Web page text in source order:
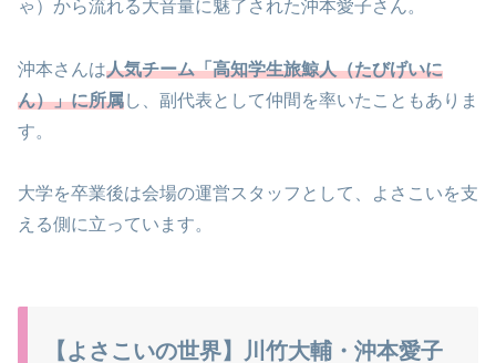
ゃ）から流れる大音量に魅了された沖本愛子さん。
沖本さんは人気チーム「高知学生旅鯨人（たびげいに
ん）」に所属し、副代表として仲間を率いたこともありま
す。
大学を卒業後は会場の運営スタッフとして、よさこいを支
える側に立っています。
【よさこいの世界】川竹大輔・沖本愛子